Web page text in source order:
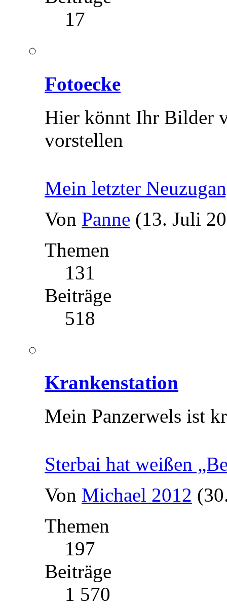
17
Fotoecke
Hier könnt Ihr Bilder
vorstellen
Mein letzter
Von Panne (13. Juli
Themen
131
Beiträge
518
Krankenstation
Mein Panzerwels ist
Sterbai hat weißen
Von Michael 2012
Themen
197
Beiträge
1 570